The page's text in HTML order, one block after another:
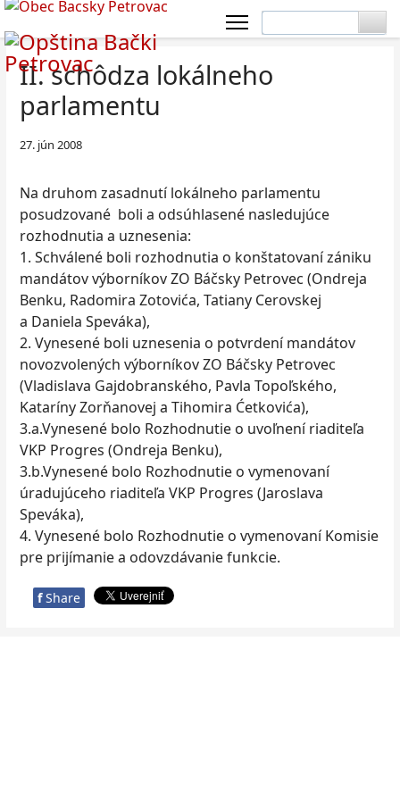
II. schôdza lokálneho
parlamentu
27. jún 2008
Na druhom zasadnutí lokálneho parlamentu
posudzované boli a odsúhlasené nasledujúce
rozhodnutia a uznesenia:
1. Schválené boli rozhodnutia o konštatovaní zániku
mandátov výborníkov ZO Báčsky Petrovec (Ondreja
Benku, Radomira Zotovića, Tatiany Cerovskej
a Daniela Speváka),
2. Vynesené boli uznesenia o potvrdení mandátov
novozvolených výborníkov ZO Báčsky Petrovec
(Vladislava Gajdobranského, Pavla Topoľského,
Kataríny Zorňanovej a Tihomira Ćetkovića),
3.a.Vynesené bolo Rozhodnutie o uvoľnení riaditeľa
VKP Progres (Ondreja Benku),
3.b.Vynesené bolo Rozhodnutie o vymenovaní
úradujúceho riaditeľa VKP Progres (Jaroslava
Speváka),
4. Vynesené bolo Rozhodnutie o vymenovaní Komisie
pre prijímanie a odovzdávanie funkcie.
f Share